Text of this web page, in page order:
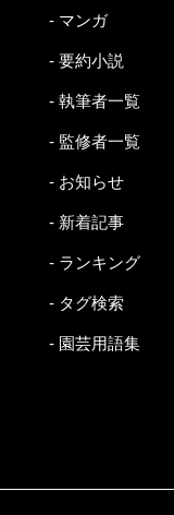
- マンガ
- 要約小説
- 執筆者一覧
- 監修者一覧
- お知らせ
- 新着記事
- ランキング
- タグ検索
- 園芸用語集